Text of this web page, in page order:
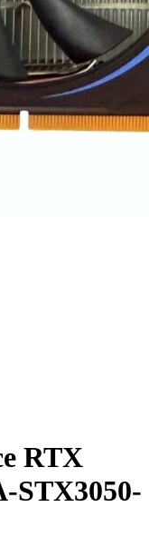
RTX
STX3050-